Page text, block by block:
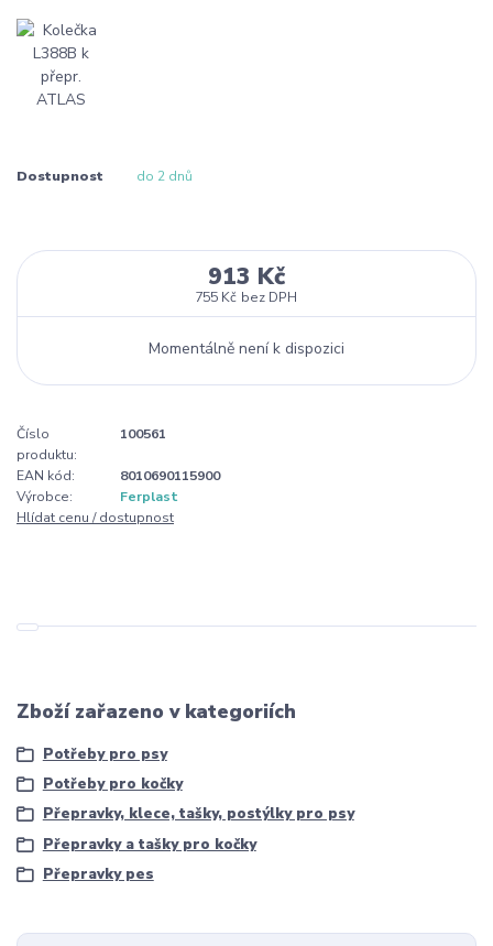
Dostupnost do 2 dnů
913 Kč
755 Kč bez DPH
Momentálně není k dispozici
Číslo
produktu:
100561
EAN kód:
8010690115900
Výrobce:
Ferplast
Hlídat cenu / dostupnost
Zboží zařazeno v kategoriích
Potřeby pro psy
Potřeby pro kočky
Přepravky, klece, tašky, postýlky pro psy
Přepravky a tašky pro kočky
Přepravky pes